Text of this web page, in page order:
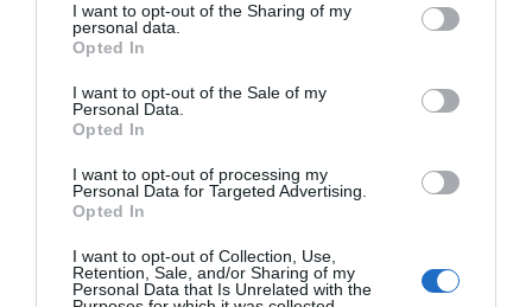
I want to opt-out of the Sharing of my
personal data.
Opted In
I want to opt-out of the Sale of my
Personal Data.
Opted In
I want to opt-out of processing my
Personal Data for Targeted Advertising.
Opted In
I want to opt-out of Collection, Use,
Retention, Sale, and/or Sharing of my
Personal Data that Is Unrelated with the
Un nuovo Cda per Demeter
con la riconferma del
GIO 5 GIUGNO 2025
Il Gruppo ARGEA